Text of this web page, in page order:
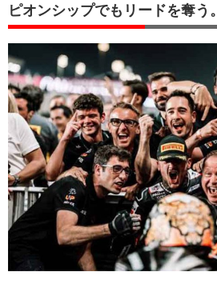
ピオンシップでもリードを奪う。